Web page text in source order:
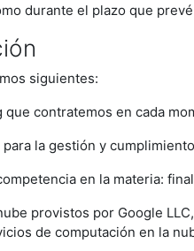
durante el plazo que
siguientes:
contratemos en cada
la gestión y
en la materia:
provistos por Google
de computación en la